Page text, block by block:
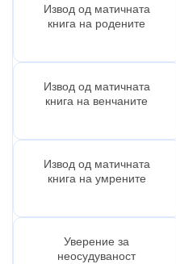
Извод од матичната
книга на родените
Извод од матичната
книга на венчаните
Извод од матичната
книга на умрените
Уверение за
неосудуваност